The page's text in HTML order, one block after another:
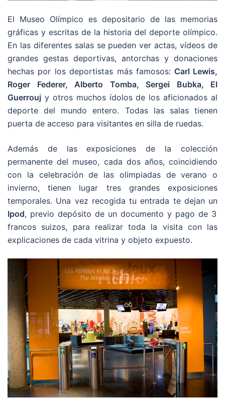
El Museo Olímpico es depositario de las memorias
gráficas y escritas de la historia del deporte olímpico.
En las diferentes salas se pueden ver actas, vídeos de
grandes gestas deportivas, antorchas y donaciones
hechas por los deportistas más famosos: Carl Lewis,
Roger Federer, Alberto Tomba, Sergei Bubka, El
Guerrouj y otros muchos ídolos de los aficionados al
deporte del mundo entero. Todas las salas tienen
puerta de acceso para visitantes en silla de ruedas.
Además de las exposiciones de la colección
permanente del museo, cada dos años, coincidiendo
con la celebración de las olimpiadas de verano o
invierno, tienen lugar tres grandes exposiciones
temporales. Una vez recogida tu entrada te dejan un
Ipod, previo depósito de un documento y pago de 3
francos suizos, para realizar toda la visita con las
explicaciones de cada vitrina y objeto expuesto.